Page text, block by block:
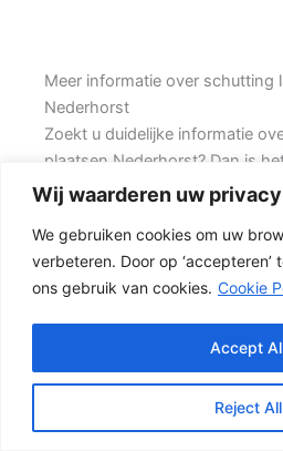
Wij waarderen uw privacy
We gebruiken cookies om uw
verbeteren. Door op
ons gebruik van cookies. Cookie
Reject All
Accept
Meer informatie over schutting
Nederhorst
Zoekt u duidelijke informatie
plaatsen Nederhorst? Dan is
alleen naar de prijs te kijken,
de levensduur van de complete
Schuttingen helpt klanten met
denkt mee over een stevige
De juiste erfafscheiding begint
Wilt u zo min mogelijk
betonschutting of hout-beton
slimme keuze. Ook de